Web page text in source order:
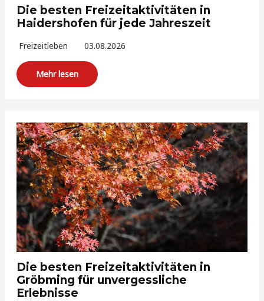
Die besten Freizeitaktivitäten in
Haidershofen für jede Jahreszeit
Freizeitleben 03.08.2026
Mehr lesen
Die besten Freizeitaktivitäten in
Gröbming für unvergessliche
Erlebnisse